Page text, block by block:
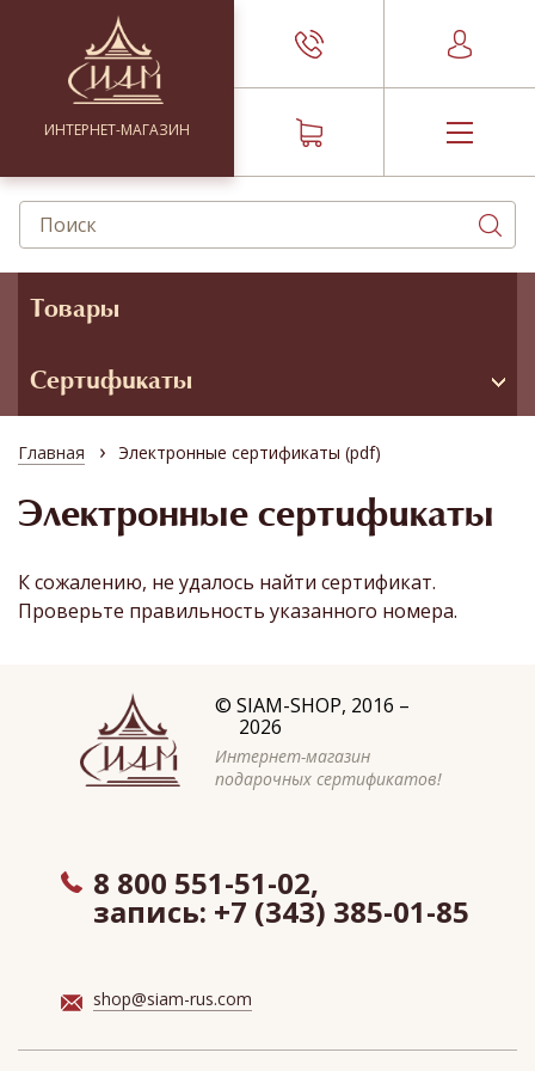
ИНТЕРНЕТ-МАГАЗИН
Товары
Сертификаты
Главная › Электронные сертификаты (pdf)
Электронные сертификаты
К сожалению, не удалось найти сертификат.
Проверьте правильность указанного номера.
© SIAM-SHOP, 2016 –
2026
Интернет-магазин
подарочных сертификатов!
8 800 551-51-02,
запись: +7 (343) 385-01-85
shop@siam-rus.com